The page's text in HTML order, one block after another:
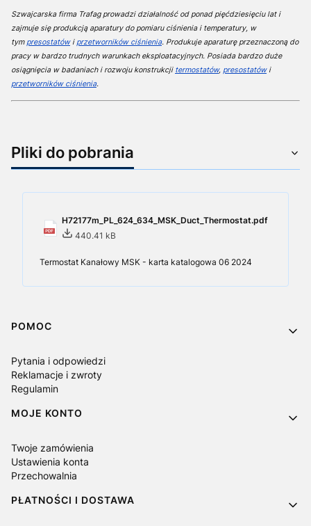
Szwajcarska firma Trafag prowadzi działalność od ponad pięćdziesięciu lat i
zajmuje się produkcją aparatury do pomiaru ciśnienia i temperatury, w
tym presostatówi przetworników ciśnienia. Produkuje aparaturę przeznaczoną do
pracy w bardzo trudnych warunkach eksploatacyjnych. Posiada bardzo duże
osiągnięcia w badaniach i rozwoju konstrukcji termostatów, presostatówi
przetworników ciśnienia.
Pliki do pobrania
H72177m_PL_624_634_MSK_Duct_Thermostat.pdf
440.41 kB
Termostat Kanałowy MSK - karta katalogowa 06 2024
Linki w stopce
POMOC
Pytania i odpowiedzi
Reklamacje i zwroty
Regulamin
MOJE KONTO
Twoje zamówienia
Ustawienia konta
Przechowalnia
PŁATNOŚCI I DOSTAWA